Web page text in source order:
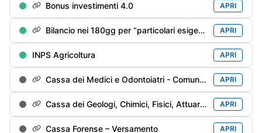
Bonus investimenti 4.0 APRI
Bilancio nei 180gg per “particolari esigenze” APRI
INPS Agricoltura APRI
Cassa dei Medici e Odontoiatri - Comunicazione annuale APRI
Cassa dei Geologi, Chimici, Fisici, Attuari e Agronomi - Comunicazione annuale APRI
Cassa Forense – Versamento APRI